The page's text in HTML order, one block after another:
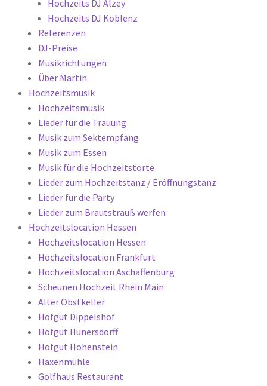
Hochzeits DJ Alzey
Hochzeits DJ Koblenz
Referenzen
DJ-Preise
Musikrichtungen
Über Martin
Hochzeitsmusik
Hochzeitsmusik
Lieder für die Trauung
Musik zum Sektempfang
Musik zum Essen
Musik für die Hochzeitstorte
Lieder zum Hochzeitstanz / Eröffnungstanz
Lieder für die Party
Lieder zum Brautstrauß werfen
Hochzeitslocation Hessen
Hochzeitslocation Hessen
Hochzeitslocation Frankfurt
Hochzeitslocation Aschaffenburg
Scheunen Hochzeit Rhein Main
Alter Obstkeller
Hofgut Dippelshof
Hofgut Hünersdorff
Hofgut Hohenstein
Haxenmühle
Golfhaus Restaurant